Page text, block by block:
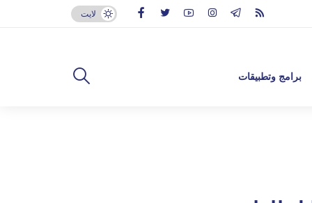
لايت
برامج وتطبيقات